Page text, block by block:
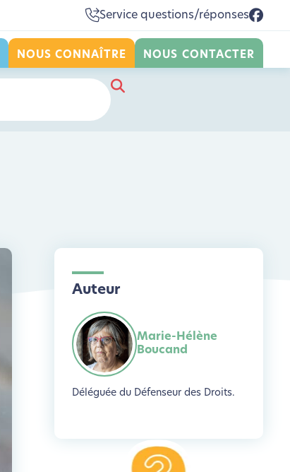
Service questions/réponses
NOUS CONNAÎTRE NOUS CONTACTER
Auteur
Marie-Hélène
Boucand
Déléguée du Défenseur des Droits.